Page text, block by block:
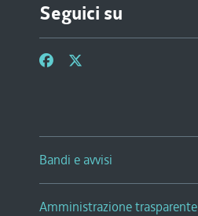
Seguici su
Bandi e avvisi
Amministrazione trasparente